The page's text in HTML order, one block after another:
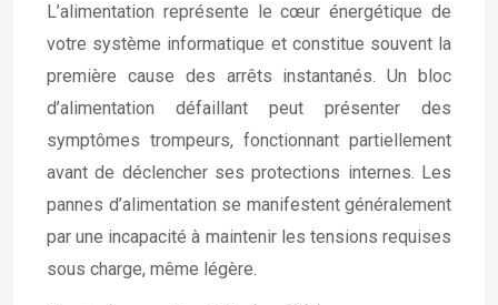
L’alimentation représente le cœur énergétique de
votre système informatique et constitue souvent la
première cause des arrêts instantanés. Un bloc
d’alimentation défaillant peut présenter des
symptômes trompeurs, fonctionnant partiellement
avant de déclencher ses protections internes. Les
pannes d’alimentation se manifestent généralement
par une incapacité à maintenir les tensions requises
sous charge, même légère.